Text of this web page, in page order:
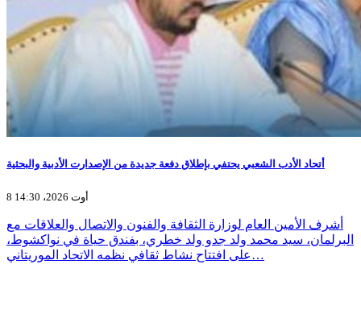
أتحاد الأدب الشعبي يحتفي بإطلاق دفعة جديدة من الإصدارت الأدبية والبحثية
8 أوت 2026، 14:30
أشرف الأمين العام لوزارة الثقافة والفنون والاتصال والعلاقات مع
البرلمان، سيد محمد ولد جدو ولد خطري، بفندق حياة في نواكشوط،
على افتتاح نشاط ثقافي نظمه الاتحاد الموريتاني…